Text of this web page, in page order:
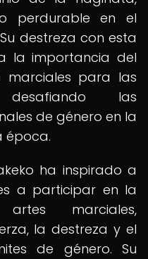
perdurable en el
destreza con esta
la importancia del
marciales para las
las
de género en la
época.
ha inspirado a
a participar en la
marciales,
la destreza y el
de género. Su